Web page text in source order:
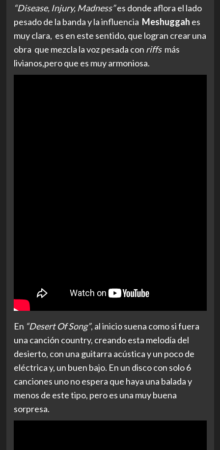
“Disease, Injury, Madness”es donde aflora el lado
pesado de la banda y la influencia Meshuggah es
muy clara, es en este sentido, que logran crear una
obra que mezcla la voz pesada con riffs más
livianos,pero que es muy armoniosa.
En “Desert Of Song”, al inicio suena como si fuera
una canción country, creando esta melodía del
desierto, con una guitarra acústica y un poco de
eléctrica y, un buen bajo. En un disco con solo 6
canciones uno no espera que haya una balada y
menos de este tipo, pero es una muy buena
sorpresa.